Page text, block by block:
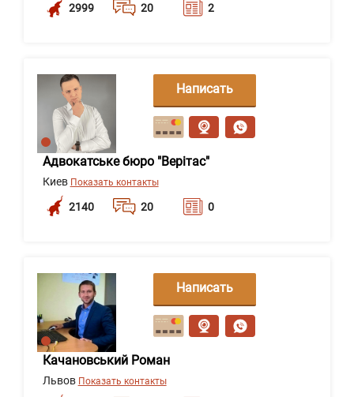
2999 20 2
Адвокатське бюро "Верітас"
Киев Показать контакты
2140 20 0
Написать
сообщение
Качановський Роман
Львов Показать контакты
Написать
сообщение